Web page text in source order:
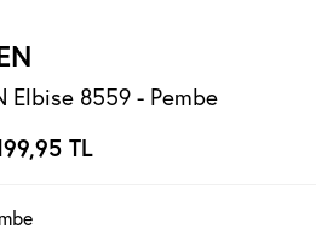
Elbise 8559 - Pembe
TL